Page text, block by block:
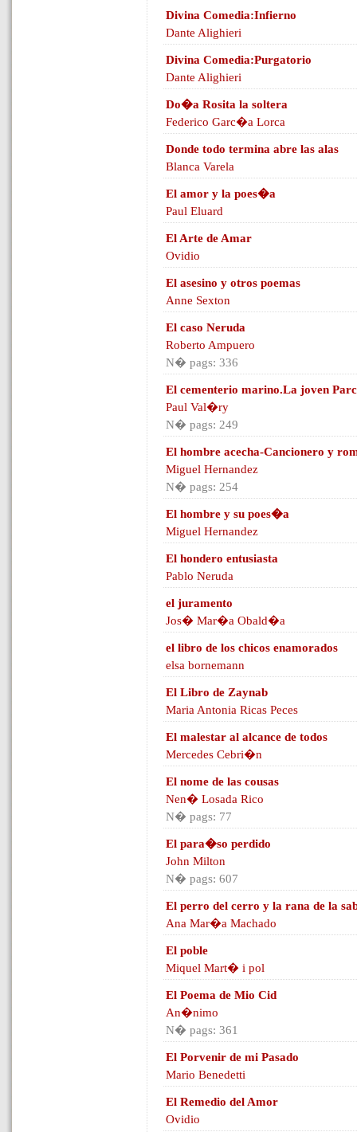
Divina Comedia:Infierno
Dante Alighieri
Divina Comedia:Purgatorio
Dante Alighieri
Do�a Rosita la soltera
Federico Garc�a Lorca
Donde todo termina abre las alas
Blanca Varela
El amor y la poes�a
Paul Eluard
El Arte de Amar
Ovidio
El asesino y otros poemas
Anne Sexton
El caso Neruda
Roberto Ampuero
N� pags: 336
El cementerio marino.La joven
Paul Val�ry
N� pags: 249
El hombre acecha-Cancionero y
Miguel Hernandez
N� pags: 254
El hombre y su poes�a
Miguel Hernandez
El hondero entusiasta
Pablo Neruda
el juramento
Jos� Mar�a Obald�a
el libro de los chicos enamorados
elsa bornemann
El Libro de Zaynab
Maria Antonia Ricas Peces
El malestar al alcance de todos
Mercedes Cebri�n
El nome de las cousas
Nen� Losada Rico
N� pags: 77
El para�so perdido
John Milton
N� pags: 607
El perro del cerro y la rana de la
Ana Mar�a Machado
El poble
Miquel Mart� i pol
El Poema de Mio Cid
An�nimo
N� pags: 361
El Porvenir de mi Pasado
Mario Benedetti
El Remedio del Amor
Ovidio